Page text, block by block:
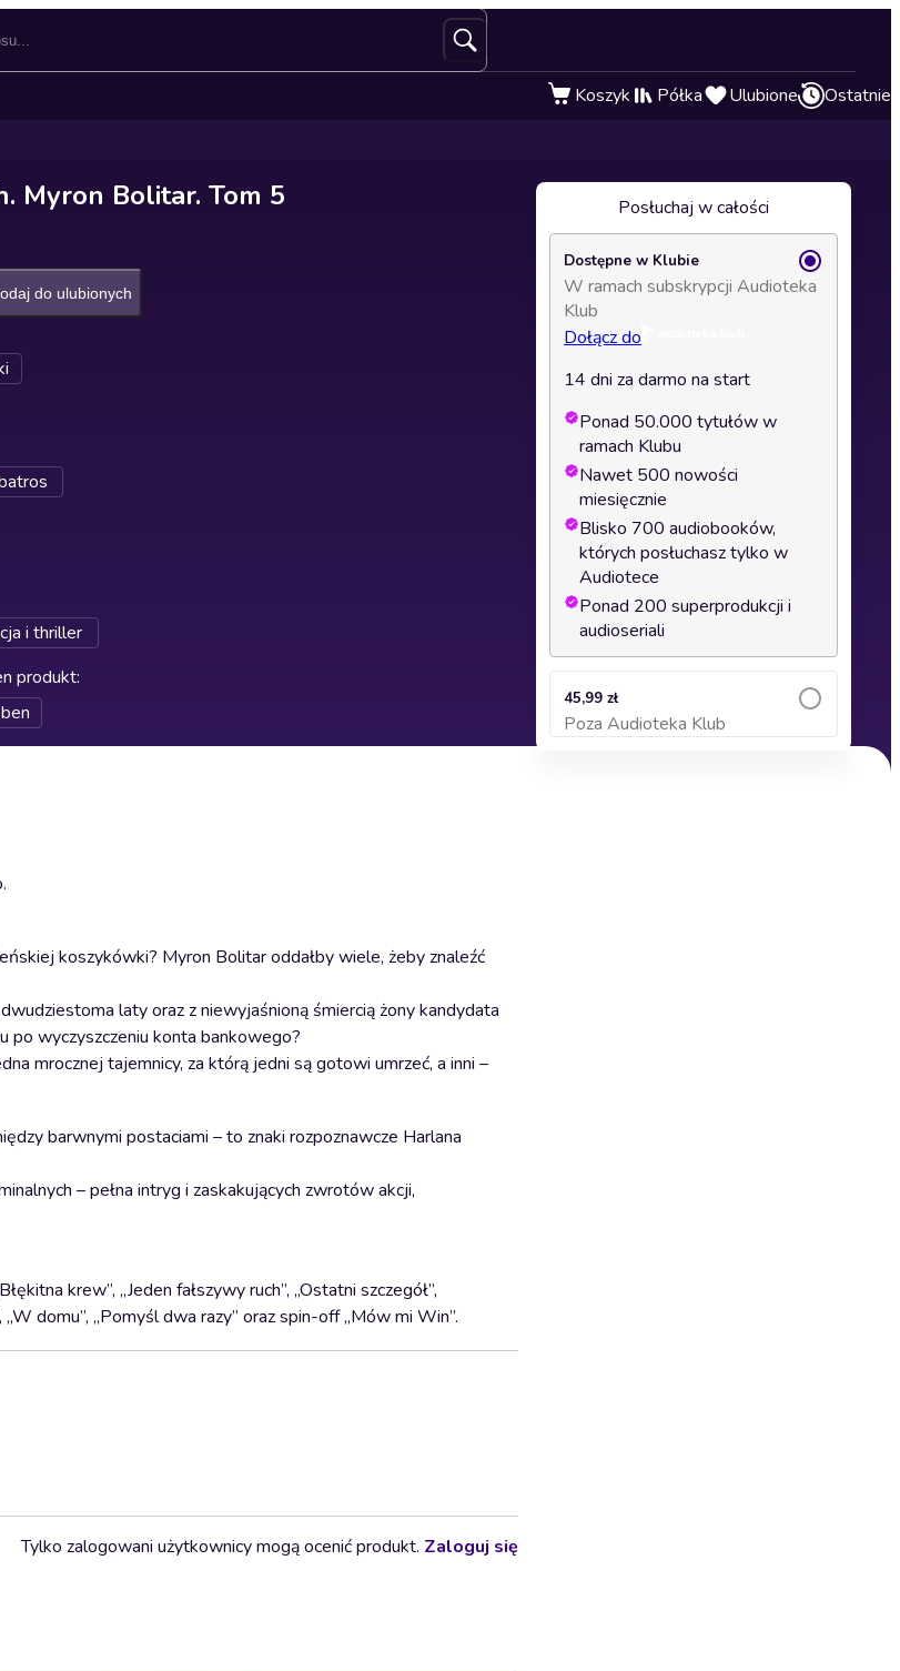
Koszyk Półka Ulubione Ostatnie
Myron Bolitar. Tom 5
do ulubionych
i thriller
produkt:
koszykówki? Myron Bolitar oddałby wiele, żeby znaleźć
laty oraz z niewyjaśnioną śmiercią żony kandydata
po wyczyszczeniu konta bankowego?
mrocznej tajemnicy, za którą jedni są gotowi umrzeć, a inni –
barwnymi postaciami – to znaki rozpoznawcze Harlana
– pełna intryg i zaskakujących zwrotów akcji,
krew”, „Jeden fałszywy ruch”, „Ostatni szczegół”,
„W domu”, „Pomyśl dwa razy” oraz spin-off „Mów mi Win”.
Tylko zalogowani użytkownicy mogą ocenić produkt. Zaloguj się
Posłuchaj w całości
Dostępne w Klubie
W ramach subskrypcji Audioteka
Klub
Dołącz do
14 dni za darmo na start
Ponad 50.000 tytułów w
ramach Klubu
Nawet 500 nowości
miesięcznie
Blisko 700 audiobooków,
których posłuchasz tylko w
Audiotece
Ponad 200 superprodukcji i
audioseriali
45,99 zł
Poza Audioteka Klub
Dodaj do koszyka